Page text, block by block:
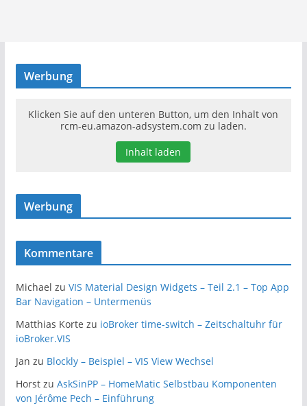
Werbung
Klicken Sie auf den unteren Button, um den Inhalt von
rcm-eu.amazon-adsystem.com zu laden.
Inhalt laden
Werbung
Kommentare
Michael zu VIS Material Design Widgets – Teil 2.1 – Top App
Bar Navigation – Untermenüs
Matthias Korte zu ioBroker time-switch – Zeitschaltuhr für
ioBroker.VIS
Jan zu Blockly – Beispiel – VIS View Wechsel
Horstzu AskSinPP – HomeMatic Selbstbau Komponenten
von Jérôme Pech – Einführung